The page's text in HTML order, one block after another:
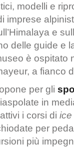
modelli e
imprese
e
delle guide e
è ospitato
a fianco
per gli
in
i corsi di ice
per
più